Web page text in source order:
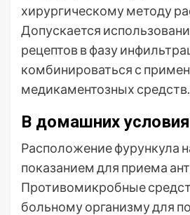
хирургическому методу
Допускается
рецептов в фазу
комбинироваться с
медикаментозных средств.
В домашних
Расположение фурункула
показанием для приема
Противомикробные
больному организму для